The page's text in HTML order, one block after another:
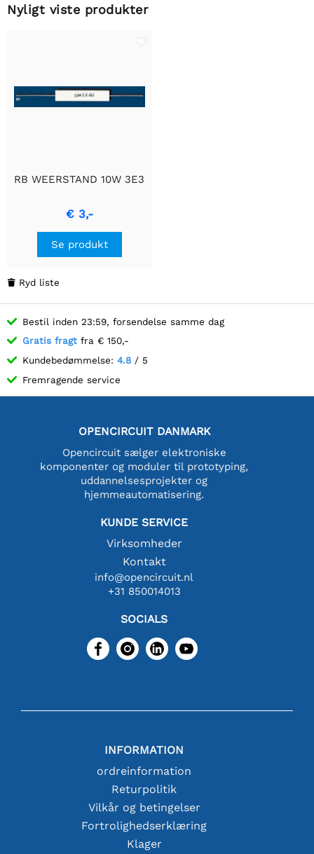
Nyligt viste produkter
RB WEERSTAND 10W 3E3
€ 3,-
Se produkt
 Ryd liste
Bestil inden 23:59, forsendelse samme dag
Gratis fragt fra € 150,-
Kundebedømmelse: 4.8 / 5
Fremragende service
OPENCIRCUIT DANMARK
Opencircuit sælger elektroniske
komponenter og moduler til prototyping,
uddannelsesprojekter og
hjemmeautomatisering.
KUNDE SERVICE
Virksomheder
Kontakt
info@opencircuit.nl
+31 850014013
SOCIALS
INFORMATION
ordreinformation
Returpolitik
Vilkår og betingelser
Fortrolighedserklæring
Klager